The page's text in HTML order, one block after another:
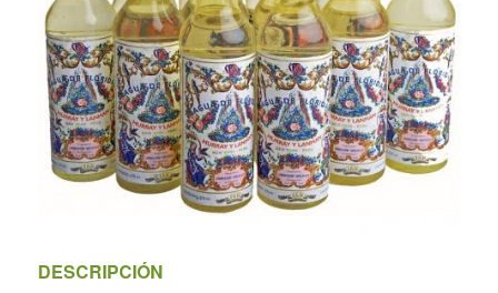
DESCRIPCIÓN